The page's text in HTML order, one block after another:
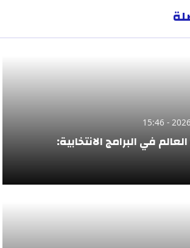
في البرامج الانتخابية: